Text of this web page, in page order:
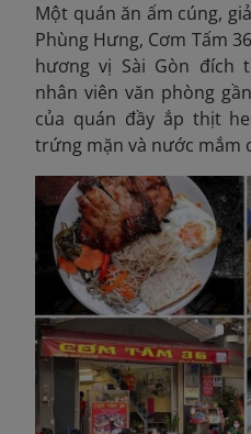
Một quán ăn ấm cúng,
Phùng Hưng, Cơm Tấm
hương vị Sài Gòn đích
nhân viên văn phòng
của quán đầy ắp thịt
trứng mặn và nước mắm